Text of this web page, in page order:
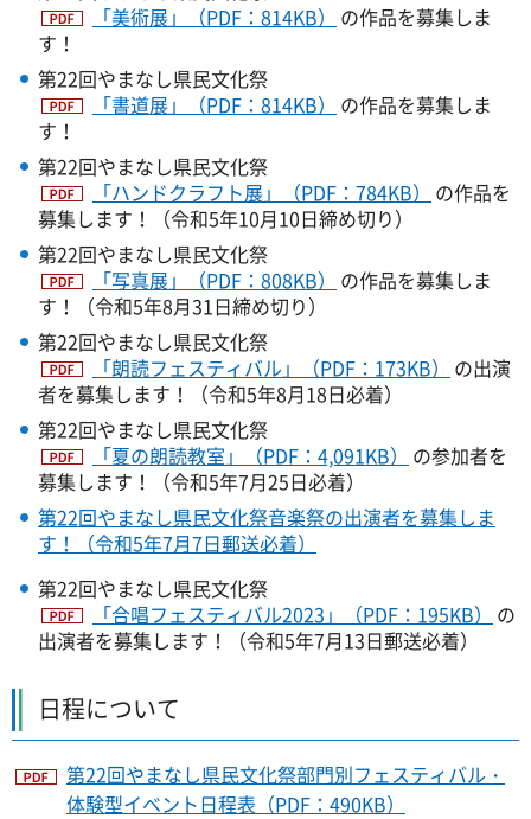
「美術展」（PDF：814KB）
の作品を募集しま
す！
第22回やまなし県民文化祭
「書道展」（PDF：814KB）
の作品を募集しま
す！
第22回やまなし県民文化祭
「ハンドクラフト展」（PDF：784KB）
の作品を
募集します！（令和5年10月10日締め切り）
第22回やまなし県民文化祭
「写真展」（PDF：808KB）
の作品を募集しま
す！（令和5年8月31日締め切り）
第22回やまなし県民文化祭
「朗読フェスティバル」（PDF：173KB）
の出演
者を募集します！（令和5年8月18日必着）
第22回やまなし県民文化祭
「夏の朗読教室」（PDF：4,091KB）
の参加者を
募集します！（令和5年7月25日必着）
第22回やまなし県民文化祭音楽祭の出演者を募集しま
す！（令和5年7月7日郵送必着）
第22回やまなし県民文化祭
「合唱フェスティバル2023」（PDF：195KB）
の
出演者を募集します！（令和5年7月13日郵送必着）
日程について
第22回やまなし県民文化祭部門別フェスティバル・
体験型イベント日程表（PDF：490KB）